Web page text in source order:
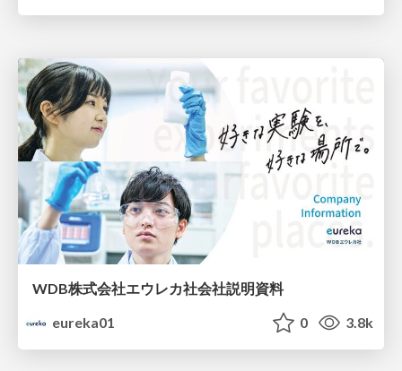
WDB株式会社エウレカ社会社説明資料
eureka01
0 3.8k